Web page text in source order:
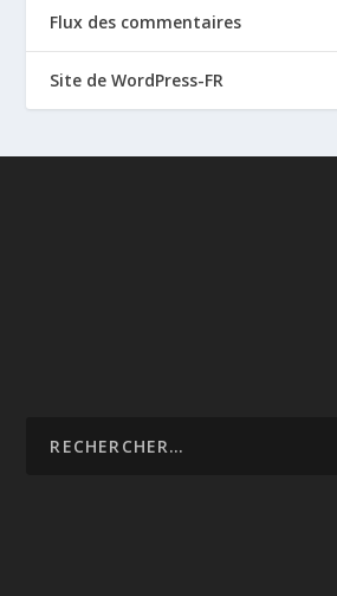
Flux des commentaires
Site de WordPress-FR